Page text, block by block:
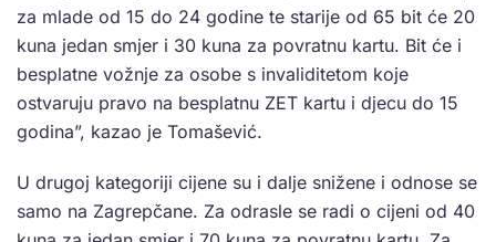
za mlade od 15 do 24 godine te starije od 65 bit će 20
kuna jedan smjer i 30 kuna za povratnu kartu. Bit će i
besplatne vožnje za osobe s invaliditetom koje
ostvaruju pravo na besplatnu ZET kartu i djecu do 15
godina”, kazao je Tomašević.
U drugoj kategoriji cijene su i dalje snižene i odnose se
samo na Zagrepčane. Za odrasle se radi o cijeni od 40